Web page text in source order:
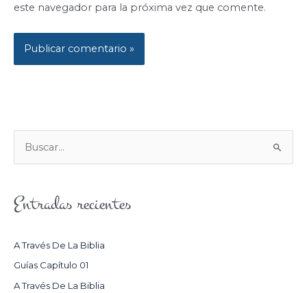
este navegador para la próxima vez que comente.
U
C
Entradas recientes
A Través De La Biblia
Guías Capítulo 01
A Través De La Biblia